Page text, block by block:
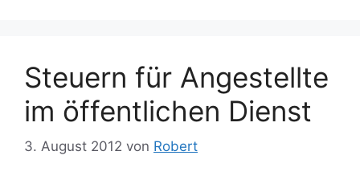
Steuern für Angestellte
im öffentlichen Dienst
3. August 2012 von Robert